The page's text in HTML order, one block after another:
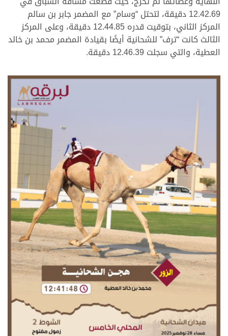
12.42.69 دقيقة، لتحتل “وسام” مع المضمر جابر بن سالم
المركز الثاني، بتوقيت قدره 12.44.85 دقيقة، وعلى المركز
الثالث كانت “ترف” للشحانية أيضًا بقيادة المضمر محمد بن خالد
العطية، والتي سجلت 12.46.39 دقيقة.